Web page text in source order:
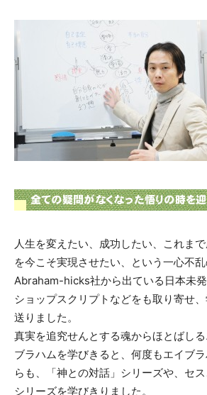
人生を変えたい、成功したい、これま
を今こそ実現させたい、という一心不乱
Abraham-hicks社から出ている日本未
ショップスクリプトなどをも取り寄せ
送りました。
真実を追究せんとする魂からほとばし
ブラハムを学びきると、何度もエイブ
らも、「神との対話」シリーズや、セス
シリーズを学びきりました。